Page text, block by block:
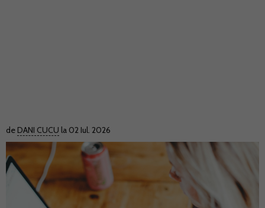
de DANI CUCU la 02 Iul. 2026